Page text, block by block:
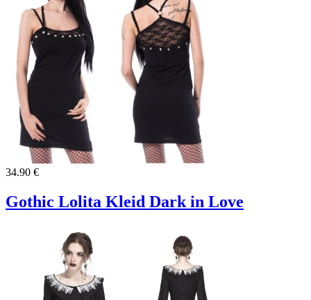
34.90 €
Gothic Lolita Kleid Dark in Love